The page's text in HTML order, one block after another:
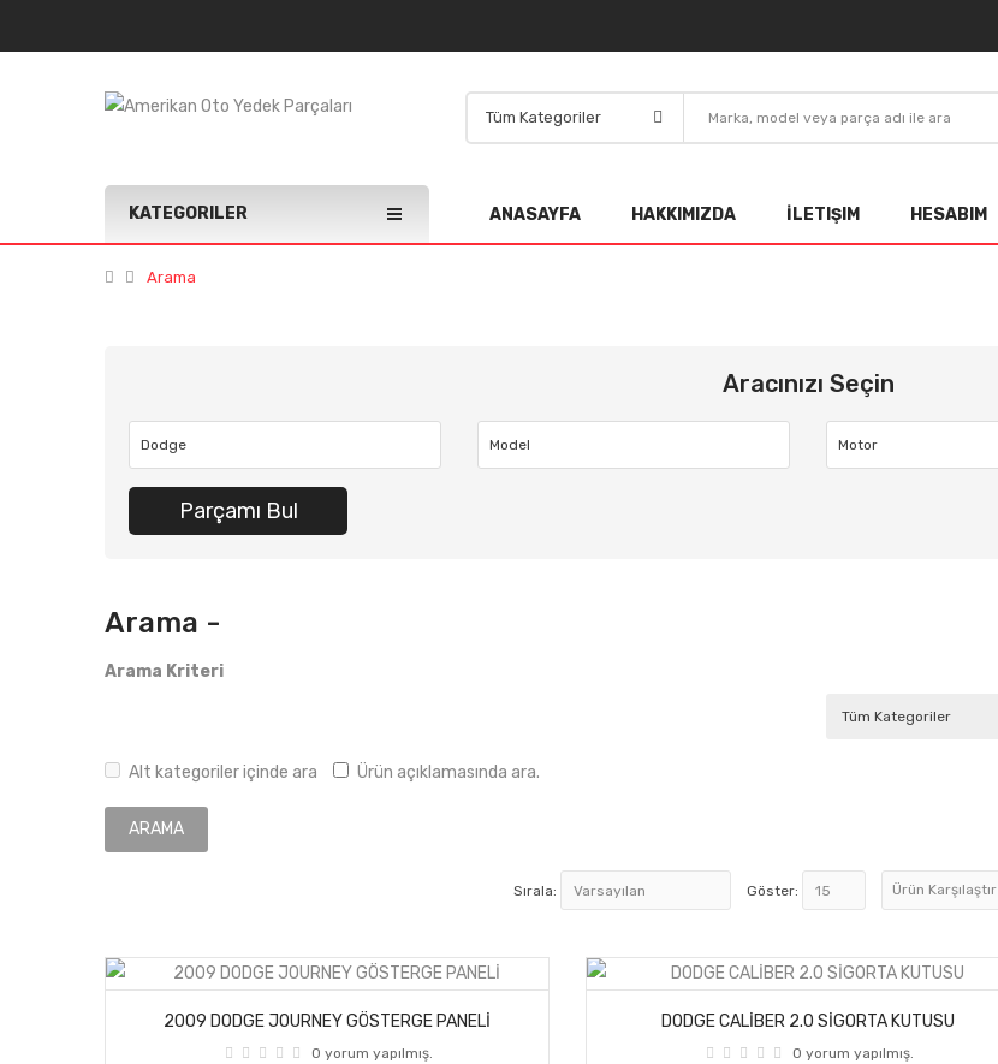
KATEGORILER ANASAYFA HAKKIMIZDA İLETIŞIM HESABIM
Arama
Aracınızı Seçin
Parçamı Bul
Arama -
Arama Kriteri
Alt kategoriler içinde ara Ürün açıklamasında ara.
Sırala: Göster: Ürün
2009 DODGE JOURNEY GÖSTERGE PANELİ
0 yorum yapılmış.
DODGE CALİBER 2.0 SİGORTA KUTUSU
0 yorum yapılmış.